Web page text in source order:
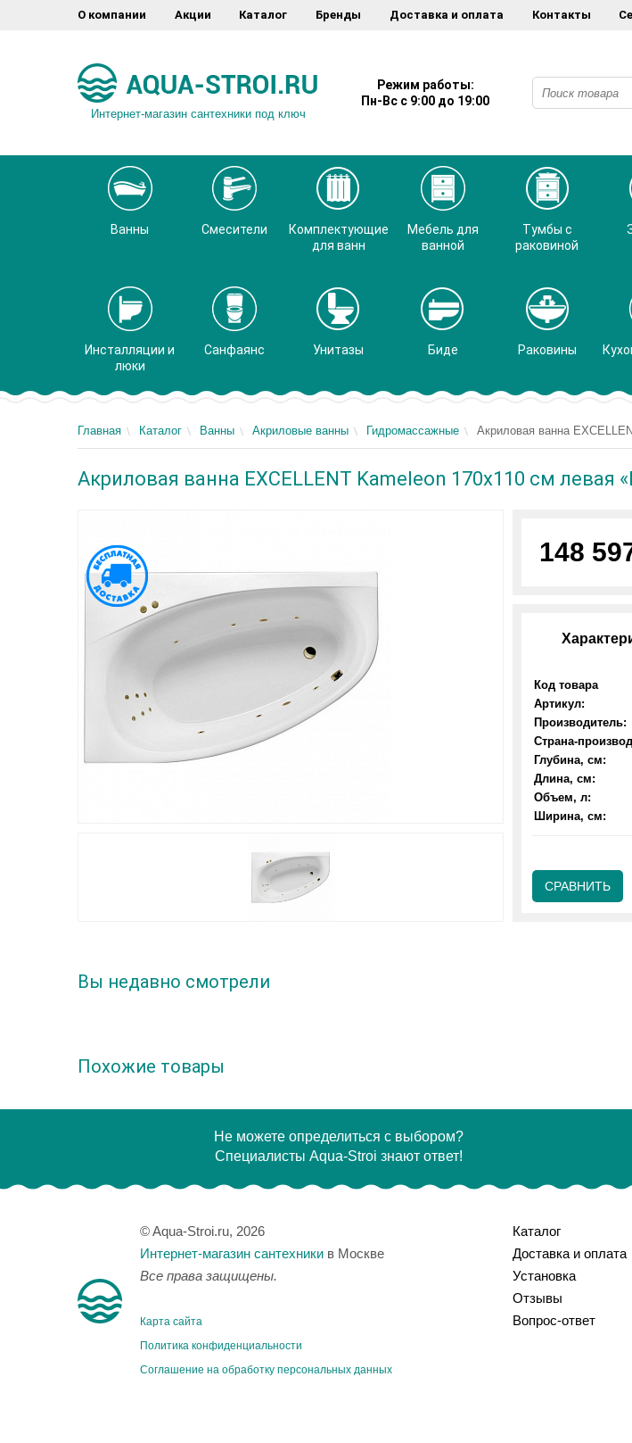
О компании Акции Каталог Бренды Доставка и оплата Контакты
Интернет-магазин сантехники под ключ
Режим работы:
Пн-Вс с 9:00 до 19:00
Ванны Смесители
Комплектующие
для ванн
Мебель для
ванной
Тумбы с
раковиной
Инсталляции и
люки
Санфаянс Унитазы Биде Раковины
Главная Каталог Ванны Акриловые ванны Гидромассажные Акриловая ванна
Акриловая ванна EXCELLENT Kameleon 170x110 см левая
148
Код товара
Артикул:
Производитель:
Страна-
Глубина, см:
Длина, см:
Объем, л:
Ширина, см:
СРАВНИТЬ
Вы недавно смотрели
Похожие товары
Не можете определиться с выбором?
Специалисты Aqua-Stroi знают ответ!
© Aqua-Stroi.ru, 2026
Интернет-магазин сантехники в Москве
Все права защищены.
Карта сайта
Политика конфиденциальности
Соглашение на обработку персональных данных
Каталог
Доставка и оплата
Установка
Отзывы
Вопрос-ответ